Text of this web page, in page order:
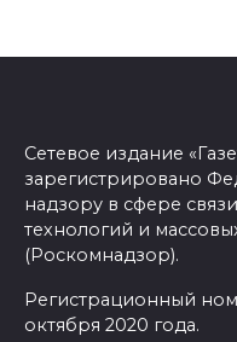
Сетевое издание
зарегистрировано
надзору в сфере
технологий и
(Роскомнадзор).
Регистрационный
октября 2020 года.